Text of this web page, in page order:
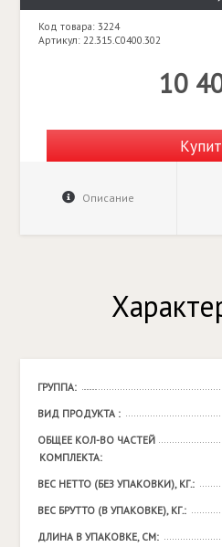
Код товара: 3224
Артикул: 22.315.C0400.302
10
Описание
ГРУППА:
ВИД ПРОДУКТА :
ОБЩЕЕ КОЛ-ВО ЧАСТЕЙ
КОМПЛЕКТА:
ВЕС НЕТТО (БЕЗ УПАКОВКИ), КГ.:
ВЕС БРУТТО (В УПАКОВКЕ), КГ.:
ДЛИНА В УПАКОВКЕ, СМ: